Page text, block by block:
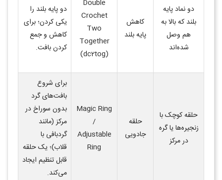
دو نماد پایه
بلند که بالا به
هم وصل
شده‌اند
کاهش
پایه بلند
Double
Crochet
Two
Together
(dc2tog)
دو پایه بلند را
یکی کردن؛ برای
کاهش و جمع
کردن بافت.
حلقه کوچک با
زنجیره‌ها یا گره
در مرکز
حلقه
جادویی
Magic Ring
/
Adjustable
Ring
برای شروع
بافت‌های گرد
بدون سوراخ در
مرکز (مانند
گردبافی با
قلاب)؛ یک حلقه
قابل تنظیم ایجاد
می‌کند.